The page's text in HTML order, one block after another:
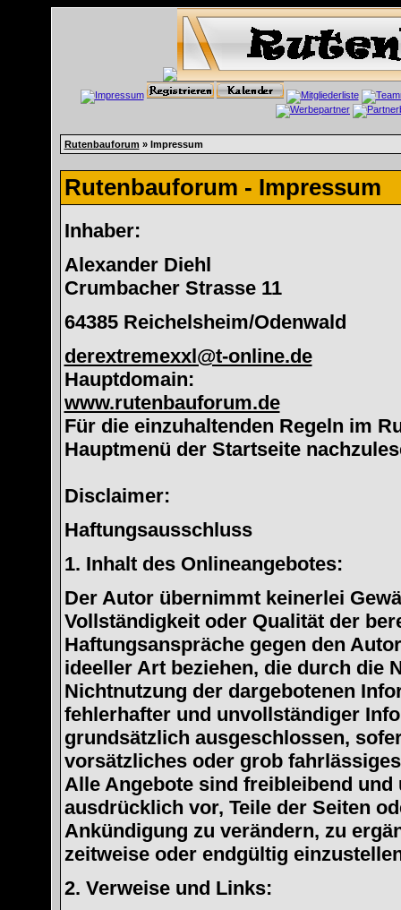
Rutenbauforum » Impressum
Rutenbauforum - Impressum
Inhaber:
Alexander Diehl
Crumbacher Strasse 11
64385 Reichelsheim/Odenwald
derextremexxl@t-online.de
Hauptdomain:
www.rutenbauforum.de
Für die einzuhaltenden Regeln im
Hauptmenü der Startseite
Disclaimer:
Haftungsausschluss
1. Inhalt des Onlineangebotes:
Der Autor übernimmt keinerlei
Vollständigkeit oder Qualität der
Haftungsanspräche gegen den
ideeller Art beziehen, die durch die
Nichtnutzung der dargebotenen
fehlerhafter und unvollständiger
grundsätzlich ausgeschlossen,
vorsätzliches oder grob
Alle Angebote sind freibleibend
ausdrücklich vor, Teile der Seiten
Ankündigung zu verändern, zu
zeitweise oder endgültig
2. Verweise und Links: